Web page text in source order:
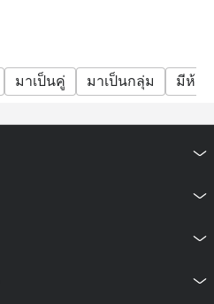
มาเป็นคู่ มาเป็นกลุ่ม มีห้อ